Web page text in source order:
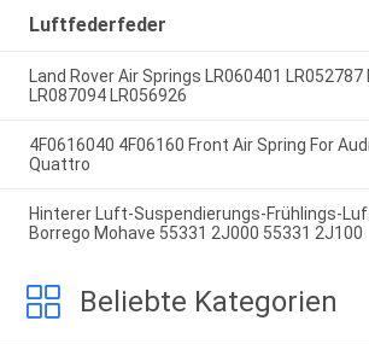
Luftfederfeder
Land Rover Air Springs LR060401 LR052787
LR087094 LR056926
4F0616040 4F06160 Front Air Spring For
Quattro
Hinterer Luft-Suspendierungs-Frühlings-
Borrego Mohave 55331 2J000 55331 2J100
Beliebte Kategorien